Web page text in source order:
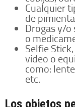
Cualquier
de
Drogas y/o
o
Selfie
video o
como:
etc.
Los objetos